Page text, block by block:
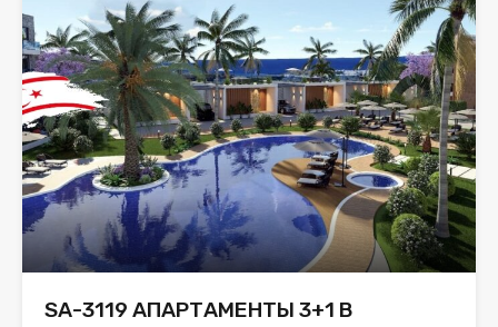
SA-3119 АПАРТАМЕНТЫ 3+1 В